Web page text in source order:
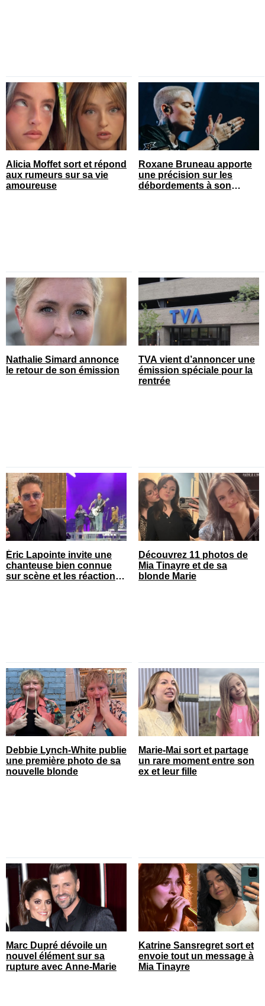
Alicia Moffet sort et répond
aux rumeurs sur sa vie
amoureuse
Roxane Bruneau apporte
une précision sur les
débordements à son
Nathalie Simard annonce
le retour de son émission
TVA vient d’annoncer une
émission spéciale pour la
rentrée
Éric Lapointe invite une
chanteuse bien connue
sur scène et les réactions
Découvrez 11 photos de
Mia Tinayre et de sa
blonde Marie
Debbie Lynch-White publie
une première photo de sa
nouvelle blonde
Marie-Mai sort et partage
un rare moment entre son
ex et leur fille
Marc Dupré dévoile un
nouvel élément sur sa
rupture avec Anne-Marie
Katrine Sansregret sort et
envoie tout un message à
Mia Tinayre